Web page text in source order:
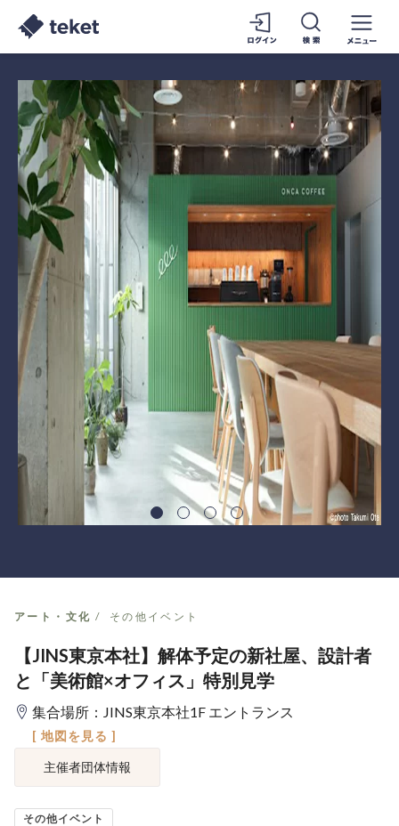
アート・文化 その他イベント
【JINS東京本社】解体予定の新社屋、設計者
と「美術館×オフィス」特別見学
集合場所：JINS東京本社1F エントランス
[ 地図を見る ]
主催者団体情報
その他イベント